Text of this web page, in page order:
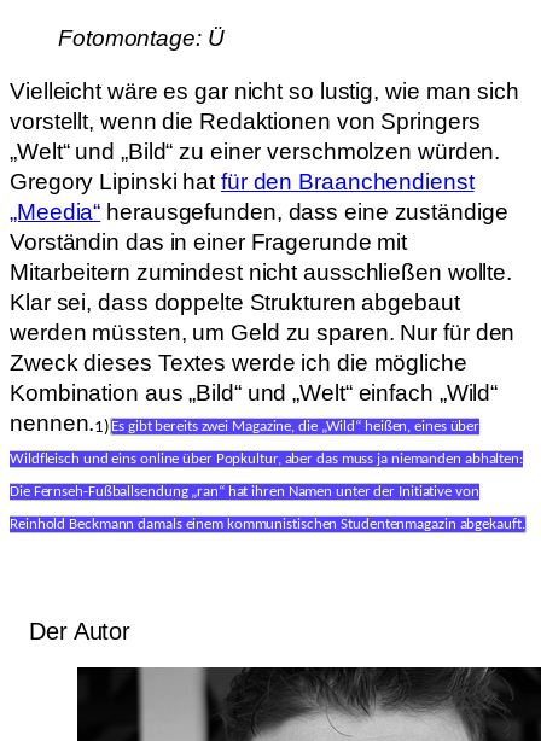
Fotomontage: Ü
Vielleicht wäre es gar nicht so lustig, wie man sich
vorstellt, wenn die Redaktionen von Springers
„Welt“ und „Bild“ zu einer verschmolzen würden.
Gregory Lipinski hat für den Braanchendienst
„Meedia“ herausgefunden, dass eine zuständige
Vorständin das in einer Fragerunde mit
Mitarbeitern zumindest nicht ausschließen wollte.
Klar sei, dass doppelte Strukturen abgebaut
werden müssten, um Geld zu sparen. Nur für den
Zweck dieses Textes werde ich die mögliche
Kombination aus „Bild“ und „Welt“ einfach „Wild“
nennen.1) Es gibt bereits zwei Magazine, die „Wild“ heißen, eines über
Wildfleisch und eins online über Popkultur, aber das muss ja niemanden abhalten:
Die Fernseh-Fußballsendung „ran“ hat ihren Namen unter der Initiative von
Reinhold Beckmann damals einem kommunistischen Studentenmagazin abgekauft.
Der Autor